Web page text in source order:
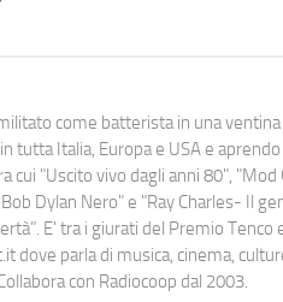
come batterista in una
tutta Italia, Europa e USA e
cui "Uscito vivo dagli anni 80",
Dylan Nero" e "Ray Charles- Il
E' tra i giurati del Premio
dove parla di musica, cinema,
con Radiocoop dal 2003.